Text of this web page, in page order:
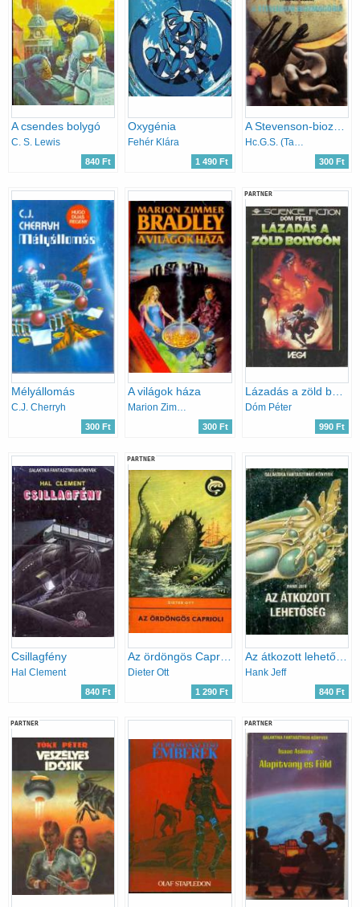
A csendes bolygó
C. S. Lewis
840 Ft
Oxygénia
Fehér Klára
1 490 Ft
A Stevenson-biozmagória
Hc.G.S. (Tandori D.) Solenard
300 Ft
Mélyállomás
C.J. Cherryh
300 Ft
A világok háza
Marion Zimmer Bradley
300 Ft
PARTNER
Lázadás a zöld bolygón
Dóm Péter
990 Ft
Csillagfény
Hal Clement
840 Ft
PARTNER
Dieter Ott
1 290 Ft
Az átkozott lehetőség
Hank Jeff
840 Ft
PARTNER PARTNER